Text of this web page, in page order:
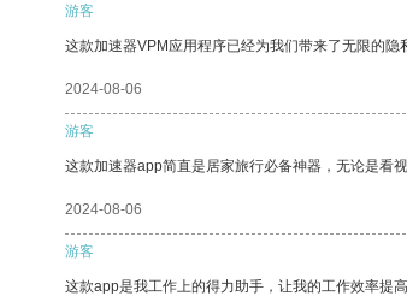
游客
这款加速器VPM应用程序已经为我们带来了无限的隐
2024-08-06
游客
这款加速器app简直是居家旅行必备神器，无论是看
2024-08-06
游客
这款app是我工作上的得力助手，让我的工作效率提